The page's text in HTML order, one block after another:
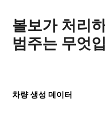
볼보가 처리
범주는 무엇
차량 생성 데이터